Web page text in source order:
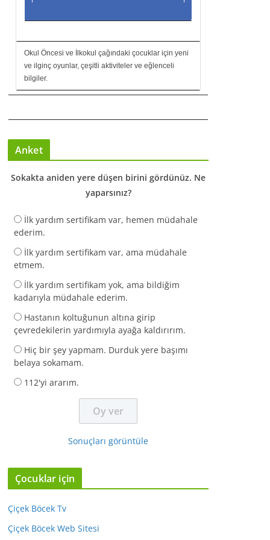
Okul Öncesi ve İlkokul çağındaki çocuklar için yeni
ve ilginç oyunlar, çeşitli aktiviteler ve eğlenceli
bilgiler.
Anket
Sokakta aniden yere düşen birini gördünüz. Ne
yaparsınız?
İlk yardım sertifikam var, hemen müdahale
ederim.
İlk yardım sertifikam var, ama müdahale
etmem.
İlk yardım sertifikam yok, ama bildiğim
kadarıyla müdahale ederim.
Hastanın koltuğunun altına girip
çevredekilerin yardımıyla ayağa kaldırırım.
Hiç bir şey yapmam. Durduk yere başımı
belaya sokamam.
112'yi ararım.
Sonuçları görüntüle
Çocuklar için
Çiçek Böcek Tv
Çiçek Böcek Web Sitesi